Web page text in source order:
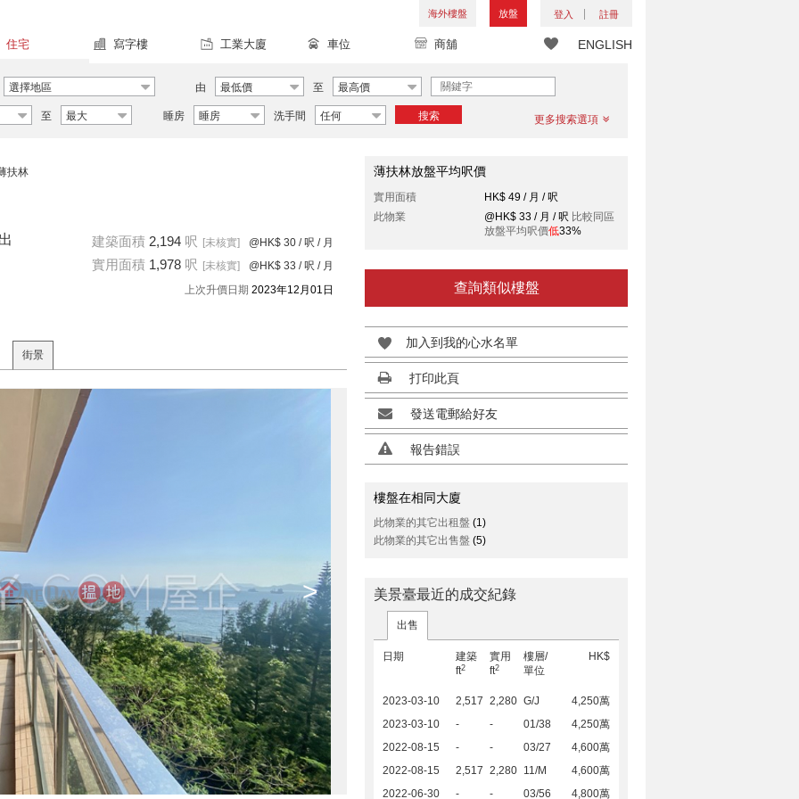
海外樓盤 放盤 登入 註冊
ENGLISH
住宅 寫字樓 工業大廈 車位 商舖
選擇地區 由 最低價 至 最高價
至 最大 睡房 睡房 洗手間 任何 搜索 更多搜索選項
扶林
建築面積 2,194 呎 [未核實] @HK$ 30 / 呎 / 月
實用面積 1,978 呎 [未核實] @HK$ 33 / 呎 / 月
上次升價日期 2023年12月01日
街景
>
薄扶林放盤平均呎價
實用面積
HK$ 49 / 月 / 呎
此物業
@HK$ 33 / 月 / 呎 比較同區
放盤平均呎價低33%
查詢類似樓盤
加入到我的心水名單
打印此頁
發送電郵給好友
報告錯誤
樓盤在相同大廈
此物業的其它出租盤 (1)
此物業的其它出售盤 (5)
美景臺最近的成交紀錄
出售
日期
建築
ft2
實用
ft2
樓層/
單位
HK$
2023-03-10 2,517 2,280 G/J
4,250萬
2023-03-10
- - 01/38
4,250萬
2022-08-15
- - 03/27
4,600萬
2022-08-15
2,517 2,280 11/M
4,600萬
2022-06-30
- - 03/56 4,800萬